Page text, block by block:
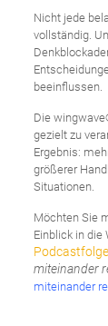
Nicht jede
vollständig.
beeinflussen.
Die
gezielt zu
Ergebnis:
größerer
Situationen.
Möchten Sie
Einblick in
Podcastfolge
miteinander
miteinander